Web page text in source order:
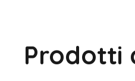
Prodotti